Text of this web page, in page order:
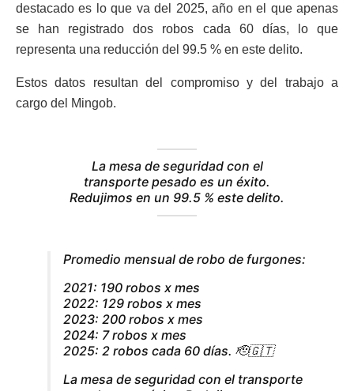
destacado es lo que va del 2025, año en el que apenas
se han registrado dos robos cada 60 días, lo que
representa una reducción del 99.5 % en este delito.
Estos datos resultan del compromiso y del trabajo a
cargo del Mingob.
La mesa de seguridad con el
transporte pesado es un éxito.
Redujimos en un 99.5 % este delito.
Promedio mensual de robo de furgones:
2021: 190 robos x mes
2022: 129 robos x mes
2023: 200 robos x mes
2024: 7 robos x mes
2025: 2 robos cada 60 días. 🫡🇬🇹
La mesa de seguridad con el transporte